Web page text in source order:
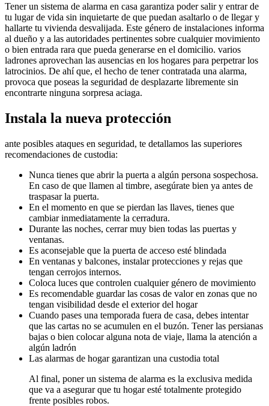
Tener un sistema de alarma en casa garantiza poder salir y entrar de
tu lugar de vida sin inquietarte de que puedan asaltarlo o de llegar y
hallarte tu vivienda desvalijada. Este género de instalaciones informa
al dueño y a las autoridades pertinentes sobre cualquier movimiento
o bien entrada rara que pueda generarse en el domicilio. varios
ladrones aprovechan las ausencias en los hogares para perpetrar los
latrocinios. De ahí que, el hecho de tener contratada una alarma,
provoca que poseas la seguridad de desplazarte libremente sin
encontrarte ninguna sorpresa aciaga.
Instala la nueva protección
ante posibles ataques en seguridad, te detallamos las superiores
recomendaciones de custodia:
Nunca tienes que abrir la puerta a algún persona sospechosa.
En caso de que llamen al timbre, asegúrate bien ya antes de
traspasar la puerta.
En el momento en que se pierdan las llaves, tienes que
cambiar inmediatamente la cerradura.
Durante las noches, cerrar muy bien todas las puertas y
ventanas.
Es aconsejable que la puerta de acceso esté blindada
En ventanas y balcones, instalar protecciones y rejas que
tengan cerrojos internos.
Coloca luces que controlen cualquier género de movimiento
Es recomendable guardar las cosas de valor en zonas que no
tengan visibilidad desde el exterior del hogar
Cuando pases una temporada fuera de casa, debes intentar
que las cartas no se acumulen en el buzón. Tener las persianas
bajas o bien colocar alguna nota de viaje, llama la atención a
algún ladrón
Las alarmas de hogar garantizan una custodia total
Al final, poner un sistema de alarma es la exclusiva medida
que va a asegurar que tu hogar esté totalmente protegido
frente posibles robos.